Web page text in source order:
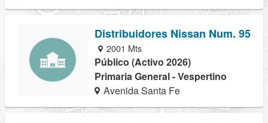
Distribuidores Nissan Num. 95
2001 Mts
Público (Activo 2026)
Primaria General - Vespertino
Avenida Santa Fe